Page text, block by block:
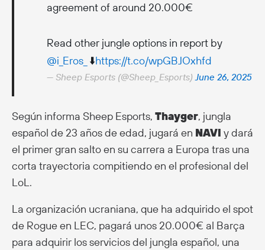
agreement of around 20.000€
Read other jungle options in report by
@i_Eros_ ⬇️https://t.co/wpGBJOxhfd
— Sheep Esports (@Sheep_Esports)June 26, 2025
Según informa Sheep Esports, Thayger, jungla
español de 23 años de edad, jugará en NAVI y dará
el primer gran salto en su carrera a Europa tras una
corta trayectoria compitiendo en el profesional del
LoL.
La organización ucraniana, que ha adquirido el spot
de Rogue en LEC, pagará unos 20.000€ al Barça
para adquirir los servicios del jungla español, una